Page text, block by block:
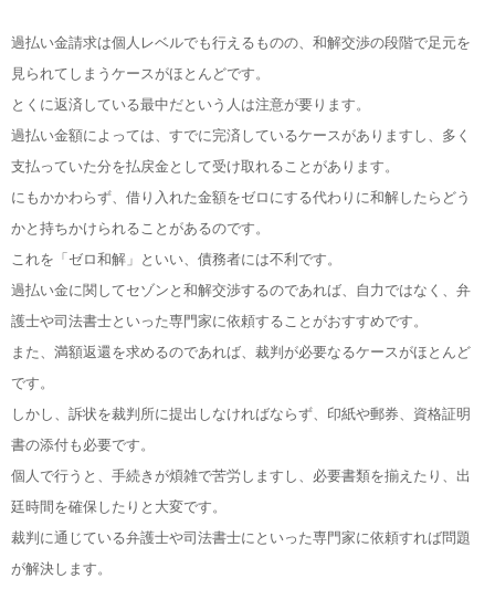
過払い金請求は個人レベルでも行えるものの、和解交渉の段階で足元を
見られてしまうケースがほとんどです。
とくに返済している最中だという人は注意が要ります。
過払い金額によっては、すでに完済しているケースがありますし、多く
支払っていた分を払戻金として受け取れることがあります。
にもかかわらず、借り入れた金額をゼロにする代わりに和解したらどう
かと持ちかけられることがあるのです。
これを「ゼロ和解」といい、債務者には不利です。
過払い金に関してセゾンと和解交渉するのであれば、自力ではなく、弁
護士や司法書士といった専門家に依頼することがおすすめです。
また、満額返還を求めるのであれば、裁判が必要なるケースがほとんど
です。
しかし、訴状を裁判所に提出しなければならず、印紙や郵券、資格証明
書の添付も必要です。
個人で行うと、手続きが煩雑で苦労しますし、必要書類を揃えたり、出
廷時間を確保したりと大変です。
裁判に通じている弁護士や司法書士にといった専門家に依頼すれば問題
が解決します。